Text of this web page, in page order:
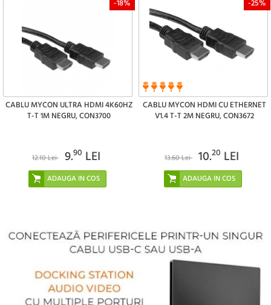
-18%
CABLU MYCON ULTRA HDMI 4K60HZ
T-T 1M NEGRU, CON3700
12.10 Lei 9.90 LEI
-25%
CABLU MYCON HDMI CU ETHERNET
V1.4 T-T 2M NEGRU, CON3672
13.60 Lei 10.20 LEI